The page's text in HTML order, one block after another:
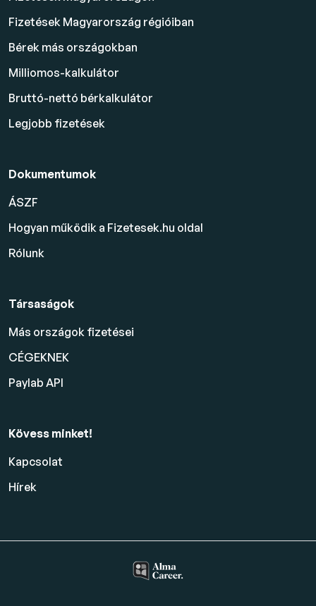
Fizetések Magyarország régióiban
Bérek más országokban
Milliomos-kalkulátor
Bruttó-nettó bérkalkulátor
Legjobb fizetések
Dokumentumok
ÁSZF
Hogyan működik a Fizetesek.hu oldal
Rólunk
Társaságok
Más országok fizetései
CÉGEKNEK
Paylab API
Kövess minket!
Kapcsolat
Hírek